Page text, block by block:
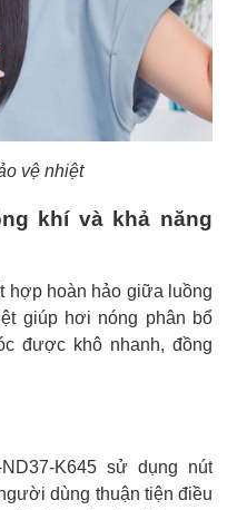
vệ nhiệt
khí và khả năng
hợp hoàn hảo giữa luồng
giúp hơi nóng phân bổ
được khô nhanh, đồng
K645 sử dụng nút
dùng thuận tiện điều